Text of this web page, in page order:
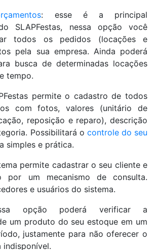
: esse é a principal
SLAPFestas, nessa opção você
todos os pedidos (locações e
pela sua empresa. Ainda poderá
busca de determinadas locações
tempo.
permite o cadastro de todos
com fotos, valores (unitário de
reposição e reparo), descrição
Possibilitará o controle do seu
simples e prática.
permite cadastrar o seu cliente e
por um mecanismo de consulta.
e usuários do sistema.
opção poderá verificar a
um produto do seu estoque em um
justamente para não oferecer o
indisponível.